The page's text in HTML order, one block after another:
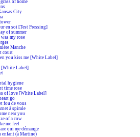
of home
City
en soi [Test Pressing]
of summer
my rose
Manche
court
you kiss me [White Label]
[White Label]
hygiene
time rose
of love [White Label]
go
fou de vous
à spirale
near you
of a cow
me feel
qui me démange
enfant (à Martine)